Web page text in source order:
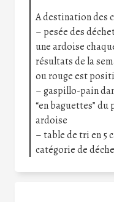
A destination des
– pesée des
une ardoise
résultats de la
ou rouge est
– gaspillo-pain
“en baguettes”
ardoise
– table de tri en 5
catégorie de